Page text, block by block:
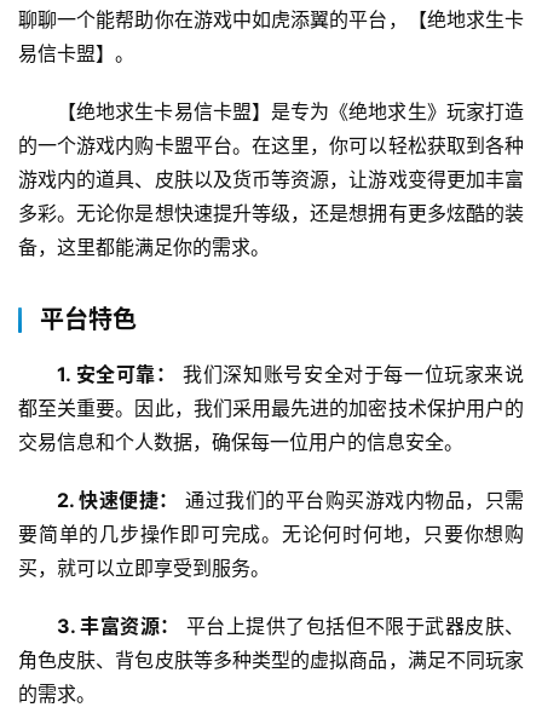
聊聊一个能帮助你在游戏中如虎添翼的平台，【绝地求生卡
易信卡盟】。
【绝地求生卡易信卡盟】是专为《绝地求生》玩家打造
的一个游戏内购卡盟平台。在这里，你可以轻松获取到各种
游戏内的道具、皮肤以及货币等资源，让游戏变得更加丰富
多彩。无论你是想快速提升等级，还是想拥有更多炫酷的装
备，这里都能满足你的需求。
平台特色
1. 安全可靠：
我们深知账号安全对于每一位玩家来说
都至关重要。因此，我们采用最先进的加密技术保护用户的
交易信息和个人数据，确保每一位用户的信息安全。
2. 快速便捷：
通过我们的平台购买游戏内物品，只需
要简单的几步操作即可完成。无论何时何地，只要你想购
买，就可以立即享受到服务。
3. 丰富资源：
平台上提供了包括但不限于武器皮肤、
角色皮肤、背包皮肤等多种类型的虚拟商品，满足不同玩家
的需求。